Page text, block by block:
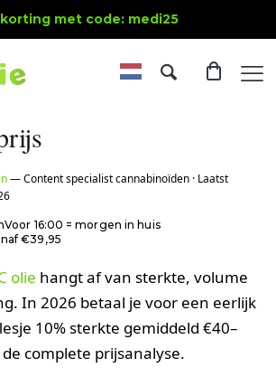
korting met code: medi25
— Content specialist cannabinoïden · Laatst
Voor 16:00 = morgen in huis
€39,95
olie hangt af van sterkte, volume
In 2026 betaal je voor een eerlijk
10% sterkte gemiddeld €40–
complete prijsanalyse.